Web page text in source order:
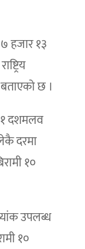
हजार १३
छ ।
१ दशमलव
दरमा
१०
उपलब्ध
१०